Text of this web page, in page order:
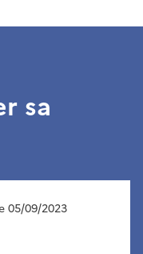
sa
05/09/2023